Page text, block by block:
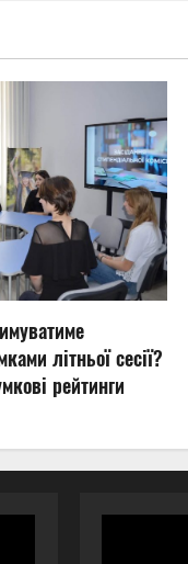
літньої сесії?
рейтинги